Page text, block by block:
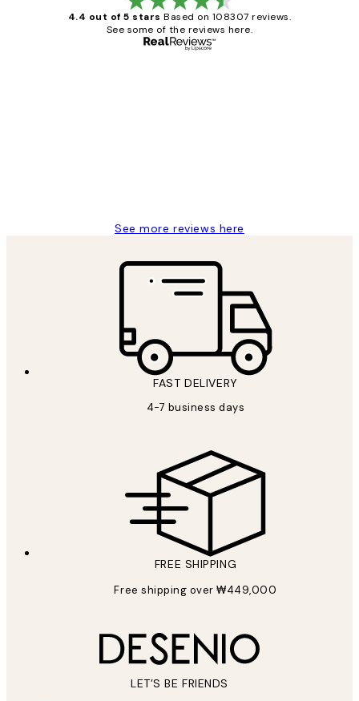
4.4 out of 5 stars Based on 108307 reviews.
See some of the reviews here.
See more reviews here
FAST DELIVERY
4-7 business days
FREE SHIPPING
Free shipping over ₩449,000
LET’S BE FRIENDS